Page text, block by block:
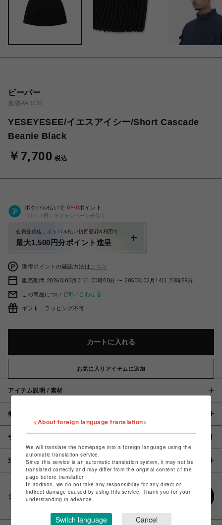
ビーバー
池袋PARCO
YESEYESEE/イエスアイシー/Short Cascade
Beanie Black
￥7,700 税込
ポケパル払いで 0〜0ポイント
（1P=1円）※キャンペーン分除く
会員登録後、ポケパル払い初回登録&利用で
最大1,500円分ポイント進呈
獲得ポイントの確認方法は こちら
販売期間 2026年03月01日 00時00分 〜 2050年02月14日 23時59分
この商品について問い合わせる
ギフト：ラッピング不可
カートに入れる
お気に入りアイテムに追加
アイテム説明 / 素材
概要
サイズ
注意事項
シェアする
<About foreign language translation>
We will translate the homepage into a foreign language using the
automatic translation service.
Since this service is an automatic translation system, it may not be
translated correctly and may differ from the original content of the
page before translation.
In addition, we do not take any responsibility for any direct or
indirect damage caused by using this service. Thank you for your
understanding in advance.
Switch language Cancel